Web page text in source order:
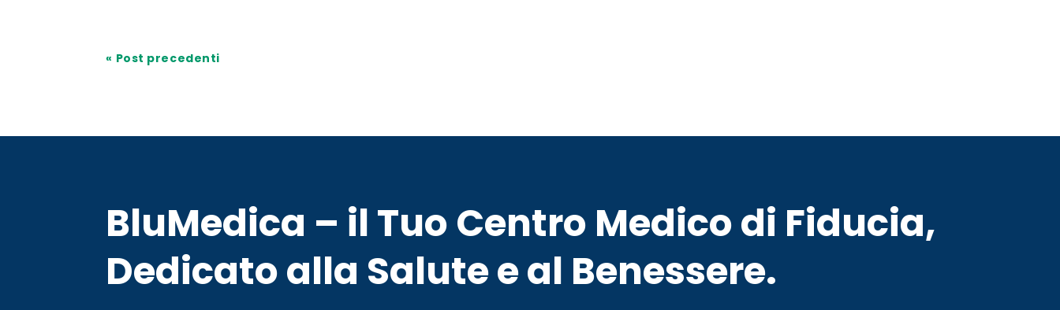
« Post precedenti
BluMedica – il Tuo Centro Medico di Fiducia,
Dedicato alla Salute e al Benessere.